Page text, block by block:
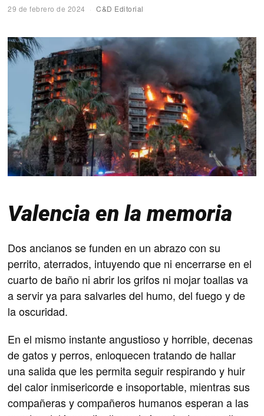
29 de febrero de 2024 C&D Editorial
Valencia en la memoria
Dos ancianos se funden en un abrazo con su
perrito, aterrados, intuyendo que ni encerrarse en el
cuarto de baño ni abrir los grifos ni mojar toallas va
a servir ya para salvarles del humo, del fuego y de
la oscuridad.
En el mismo instante angustioso y horrible, decenas
de gatos y perros, enloquecen tratando de hallar
una salida que les permita seguir respirando y huir
del calor inmisericorde e insoportable, mientras sus
compañeras y compañeros humanos esperan a las